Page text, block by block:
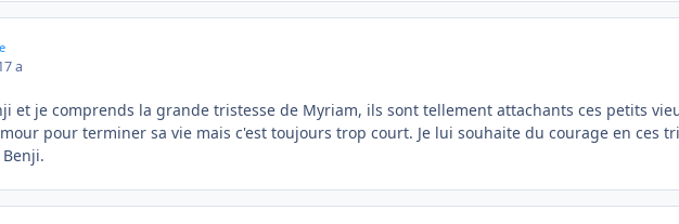
a
et je comprends la grande tristesse de Myriam, ils sont tellement attachants ces petits
pour terminer sa vie mais c'est toujours trop court. Je lui souhaite du courage en ces